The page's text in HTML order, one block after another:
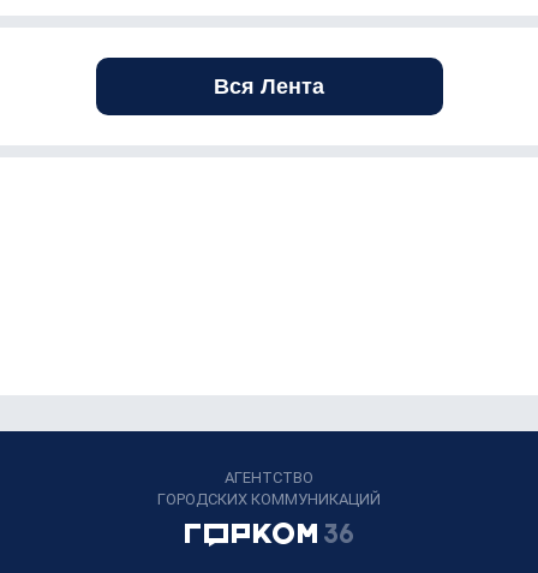
Вся Лента
АГЕНТСТВО
ГОРОДСКИХ КОММУНИКАЦИЙ